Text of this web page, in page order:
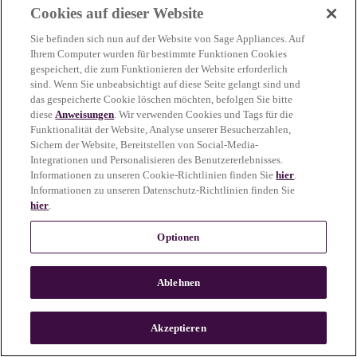
more information)
n
Cookies auf dieser Website
Sie befinden sich nun auf der Website von Sage Appliances. Auf
Ihrem Computer wurden für bestimmte Funktionen Cookies
gespeichert, die zum Funktionieren der Website erforderlich
sind. Wenn Sie unbeabsichtigt auf diese Seite gelangt sind und
das gespeicherte Cookie löschen möchten, befolgen Sie bitte
dieseAnweisungen. Wir verwenden Cookies und Tags für die
Funktionalität der Website, Analyse unserer Besucherzahlen,
Sichern der Website, Bereitstellen von Social-Media-
Integrationen und Personalisieren des Benutzererlebnisses.
Informationen zu unseren Cookie-Richtlinien finden Siehier.
Informationen zu unseren Datenschutz-Richtlinien finden Sie
hier.
Optionen
Ablehnen
Akzeptieren